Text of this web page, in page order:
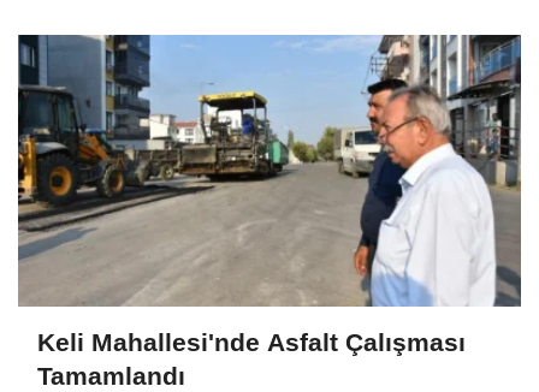
Keli Mahallesi'nde Asfalt Çalışması
Tamamlandı